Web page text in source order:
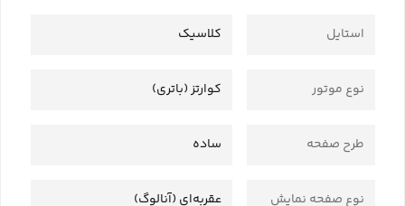
استایل کلاسیک
نوع موتور کوارتز (باتری)
طرح صفحه ساده
نوع صفحه نمایش عقربه‌ای (آنالوگ)